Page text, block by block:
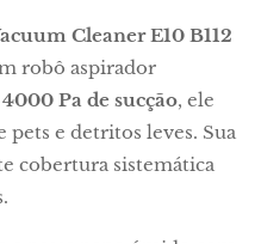
Cleaner E10 B112
robô aspirador
4000 Pa de sucção, ele
e detritos leves. Sua
cobertura sistemática